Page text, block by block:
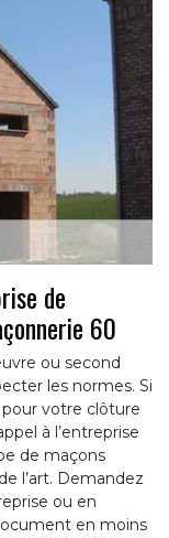
de
60
ou second
les normes. Si
votre clôture
à l’entreprise
de maçons
l’art. Demandez
ou en
en moins